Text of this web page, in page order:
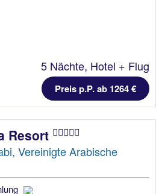
5 Nächte, Hotel + Flug
Preis p.P. ab 1264 €
Resort
Vereinigte Arabische